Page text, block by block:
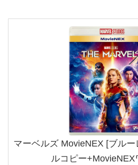
マーベルズ MovieNEX [ブル
ルコピー+MovieNEX